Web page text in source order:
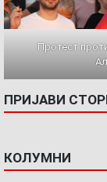
Протест
ПРИЈАВИ
КОЛУМНИ